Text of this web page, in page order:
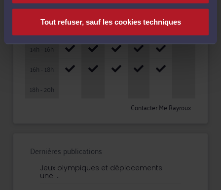
Tout refuser, sauf les cookies techniques
10h - 12h
12h - 14h
14h - 16h
16h - 18h
18h - 20h
Contacter Me Rayroux
Dernières publications
Jeux olympiques et déplacements :
une ...